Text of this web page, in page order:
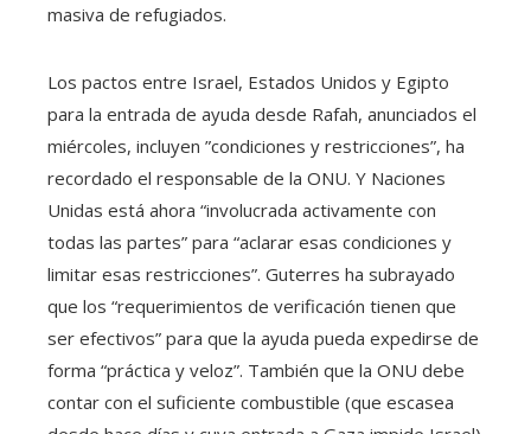
masiva de refugiados.
Los pactos entre Israel, Estados Unidos y Egipto
para la entrada de ayuda desde Rafah, anunciados el
miércoles, incluyen ”condiciones y restricciones”, ha
recordado el responsable de la ONU. Y Naciones
Unidas está ahora “involucrada activamente con
todas las partes” para “aclarar esas condiciones y
limitar esas restricciones”. Guterres ha subrayado
que los “requerimientos de verificación tienen que
ser efectivos” para que la ayuda pueda expedirse de
forma “práctica y veloz”. También que la ONU debe
contar con el suficiente combustible (que escasea